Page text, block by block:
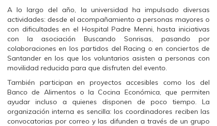
e
e
n
u
n
v
e
n
t
a
a
n
u
e
v
a
)
e
n
u
n
a
v
e
n
t
n
n
u
e
v
a
)
n
u
n
a
v
e
n
t
a
a
n
u
v
a
)
A lo largo del año, la universidad ha impulsado diversas
actividades: desde el acompañamiento a personas mayores o
con dificultades en el Hospital Padre Menni, hasta iniciativas
con la asociación Buscando Sonrisas, pasando por
colaboraciones en los partidos del Racing o en conciertos de
Santander en los que los voluntarios asisten a personas con
movilidad reducida para que disfruten del evento.
También participan en proyectos accesibles como los del
Banco de Alimentos o la Cocina Económica, que permiten
ayudar incluso a quienes disponen de poco tiempo. La
organización interna es sencilla: los coordinadores reciben las
convocatorias por correo y las difunden a través de un grupo